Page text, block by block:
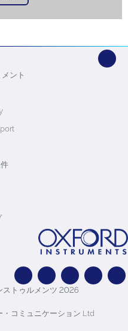
ント
トゥルメンツ 2026
・コミュニケーション Ltd